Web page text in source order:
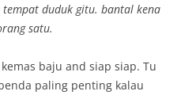
tempat duduk gitu. bantal kena
satu.
baju and siap siap. Tu
paling penting kalau